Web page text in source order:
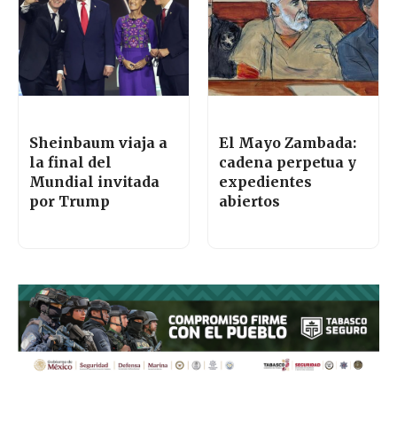
Sheinbaum viaja a
la final del
Mundial invitada
por Trump
El Mayo Zambada:
cadena perpetua y
expedientes
abiertos